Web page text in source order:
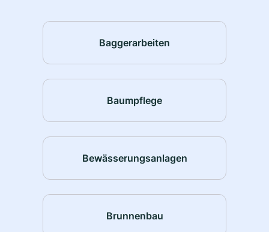
Baggerarbeiten
Baumpflege
Bewässerungsanlagen
Brunnenbau